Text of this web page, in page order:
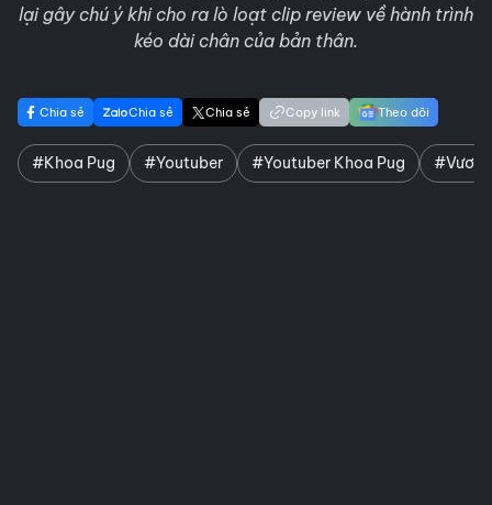
lại gây chú ý khi cho ra lò loạt clip review về hành trình
kéo dài chân của bản thân.
Chia sẻ Chia sẻ Chia sẻ Copy link Theo dõi
#Khoa Pug #Youtuber #Youtuber Khoa Pug